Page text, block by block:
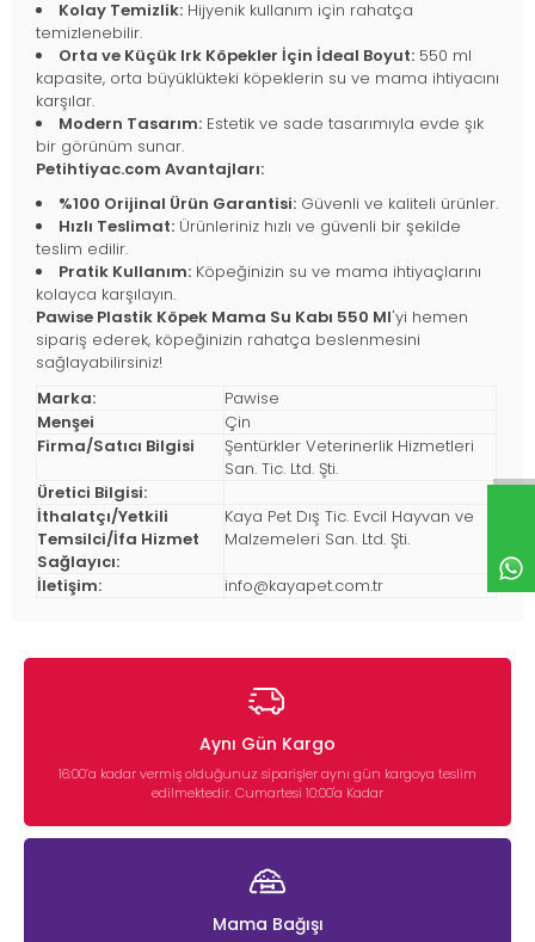
Kolay Temizlik: Hijyenik kullanım için rahatça
temizlenebilir.
Orta ve Küçük Irk Köpekler İçin İdeal Boyut: 550 ml
kapasite, orta büyüklükteki köpeklerin su ve mama ihtiyacını
karşılar.
Modern Tasarım: Estetik ve sade tasarımıyla evde şık
bir görünüm sunar.
Petihtiyac.com Avantajları:
%100 Orijinal Ürün Garantisi: Güvenli ve kaliteli ürünler.
Hızlı Teslimat: Ürünleriniz hızlı ve güvenli bir şekilde
teslim edilir.
Pratik Kullanım: Köpeğinizin su ve mama ihtiyaçlarını
kolayca karşılayın.
Pawise Plastik Köpek Mama Su Kabı 550 Ml'yi hemen
sipariş ederek, köpeğinizin rahatça beslenmesini
sağlayabilirsiniz!
Marka:
Pawise
Menşei
Çin
Firma/Satıcı Bilgisi
Şentürkler Veterinerlik Hizmetleri
San. Tic. Ltd. Şti.
Üretici Bilgisi:
İthalatçı/Yetkili
Temsilci/İfa Hizmet
Sağlayıcı:
Kaya Pet Dış Tic. Evcil Hayvan ve
Malzemeleri San. Ltd. Şti.
İletişim: info@kayapet.com.tr
Aynı Gün Kargo
16:00’a kadar vermiş olduğunuz siparişler aynı gün kargoya teslim
edilmektedir. Cumartesi 10:00'a Kadar
Mama Bağışı